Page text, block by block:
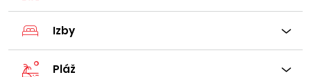
Izby
Pláž